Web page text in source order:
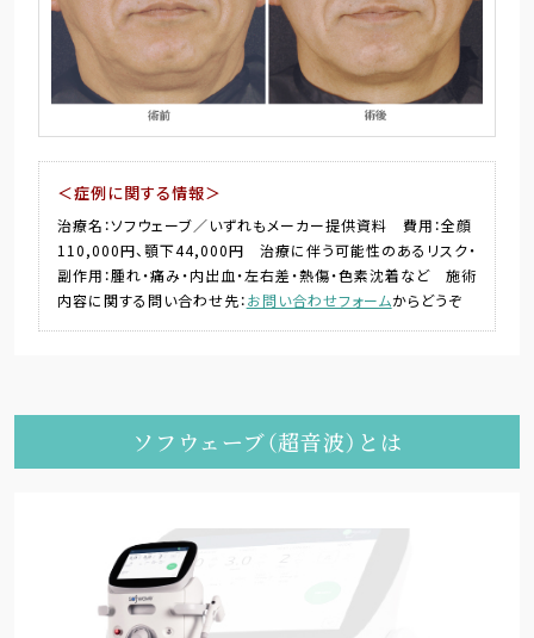
＜症例に関する情報＞
治療名：ソフウェーブ／いずれもメーカー提供資料 費用：全顔
110,000円、顎下44,000円 治療に伴う可能性のあるリスク・
副作用：腫れ・痛み・内出血・左右差・熱傷・色素沈着など 施術
内容に関する問い合わせ先：お問い合わせフォームからどうぞ
ソフウェーブ（超音波）とは